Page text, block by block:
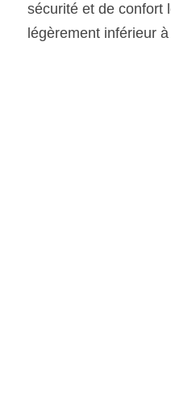
sécurité et de confort
légèrement inférieur